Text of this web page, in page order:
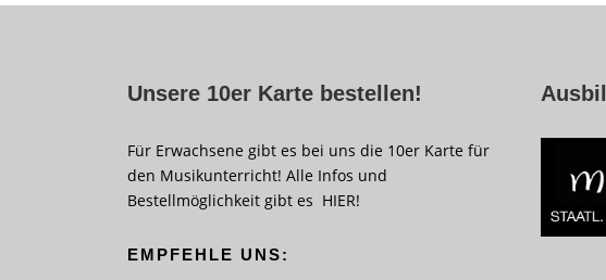
Unsere 10er Karte bestellen!
Für Erwachsene gibt es bei uns die 10er Karte für
den Musikunterricht! Alle Infos und
Bestellmöglichkeit gibt es HIER!
EMPFEHLE UNS: